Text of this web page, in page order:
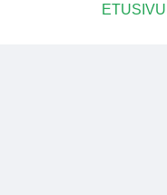
ETUSIVU